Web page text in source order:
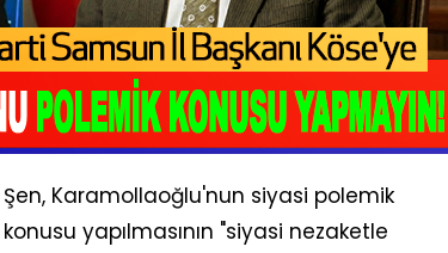
Şen, Karamollaoğlu'nun siyasi polemik
konusu yapılmasının "siyasi nezaketle